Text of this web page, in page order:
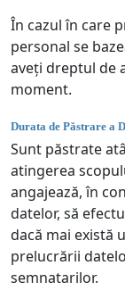
În cazul în care
personal se
aveți dreptul de
moment.
Durata de Păstrare a
Sunt păstrate
atingerea
angajează, în
datelor, să
dacă mai există
prelucrării
semnatarilor.